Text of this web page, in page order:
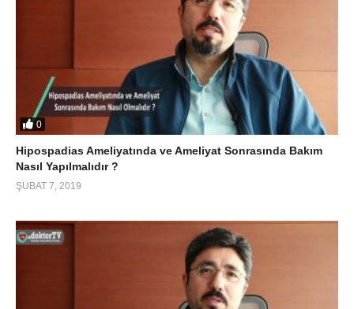
0
Hipospadias Ameliyatında ve Ameliyat Sonrasında Bakım
Nasıl Yapılmalıdır ?
ŞUBAT 7, 2019